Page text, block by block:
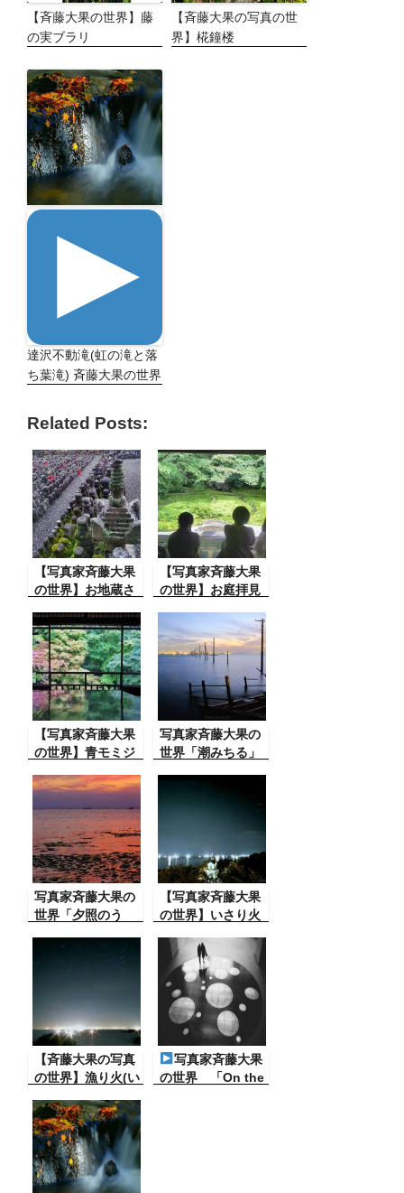
【斉藤大果の世界】藤
の実ブラリ
【斉藤大果の写真の世
界】椛鐘楼
達沢不動滝(虹の滝と落
ち葉滝) 斉藤大果の世界
Related Posts:
【写真家斉藤大果
の世界】お地蔵さ
仏寺にて
【写真家斉藤大果
の世界】お庭拝見
【写真家斉藤大果
の世界】青モミジ
院
写真家斉藤大果の
世界「潮みちる」
写真家斉藤大果の
世界「夕照のう
【写真家斉藤大果
の世界】いさり火
【斉藤大果の写真
の世界】漁り火(い
写真家斉藤大果
の世界 「On the